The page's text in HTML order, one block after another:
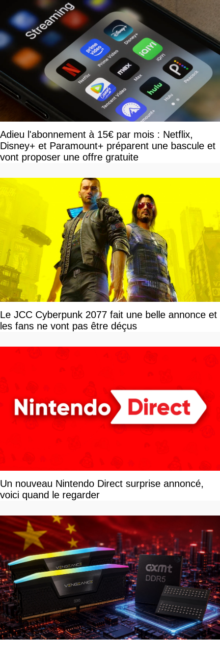
Adieu l'abonnement à 15€ par mois : Netflix,
Disney+ et Paramount+ préparent une bascule et
vont proposer une offre gratuite
Le JCC Cyberpunk 2077 fait une belle annonce et
les fans ne vont pas être déçus
Un nouveau Nintendo Direct surprise annoncé,
voici quand le regarder